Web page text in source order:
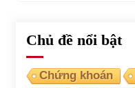
Chủ đề nổi bật
Chứng khoán